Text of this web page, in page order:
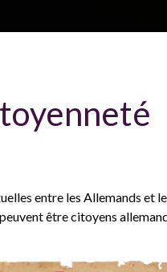
Plan du site Glossaire
entre les Allemands et
être citoyens